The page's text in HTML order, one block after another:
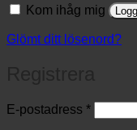
Kom ihåg mig
Glömt ditt lösenord?
E-postadress *